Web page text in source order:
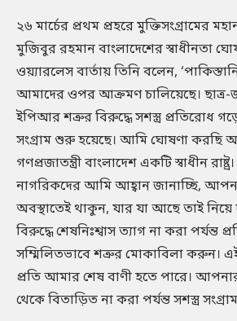
২৬ মার্চের প্রথম প্রহরে মুক্তিসংগ্রামের
মুজিবুর রহমান বাংলাদেশের স্বাধীনতা
ওয়্যারলেস বার্তায় তিনি বলেন,
আমাদের ওপর আক্রমণ চালিয়েছে।
ইপিআর শত্রুর বিরুদ্ধে সশস্ত্র প্রতিরোধ
সংগ্রাম শুরু হয়েছে। আমি ঘোষণা করছি
গণপ্রজাতন্ত্রী বাংলাদেশ একটি স্বাধীন
নাগরিকদের আমি আহ্বান জানাচ্ছি,
অবস্থাতেই থাকুন, যার যা আছে তাই নিয়ে
বিরুদ্ধে শেষনিঃশ্বাস ত্যাগ না করা পর্যন্ত
সম্মিলিতভাবে শত্রুর মোকাবিলা করুন।
প্রতি আমার শেষ বাণী হতে পারে।
থেকে বিতাড়িত না করা পর্যন্ত সশস্ত্র